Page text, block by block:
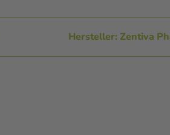
Hersteller: Zentiva